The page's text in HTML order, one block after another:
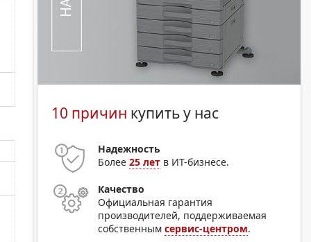
10 причин купить у нас
Надежность
Более25 лет в ИТ-бизнесе.
Качество
Официальная гарантия
производителей, поддерживаемая
собственнымсервис-центром.